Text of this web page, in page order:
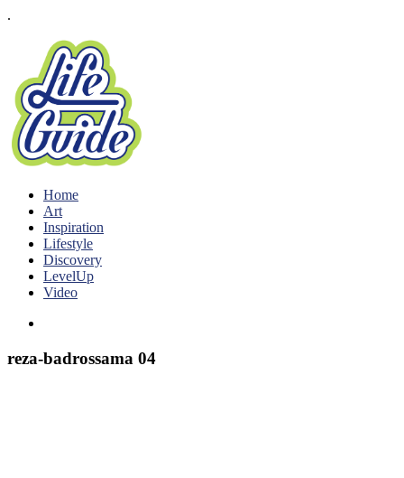
.
Home
Art
Inspiration
Lifestyle
Discovery
LevelUp
Video
reza-badrossama 04